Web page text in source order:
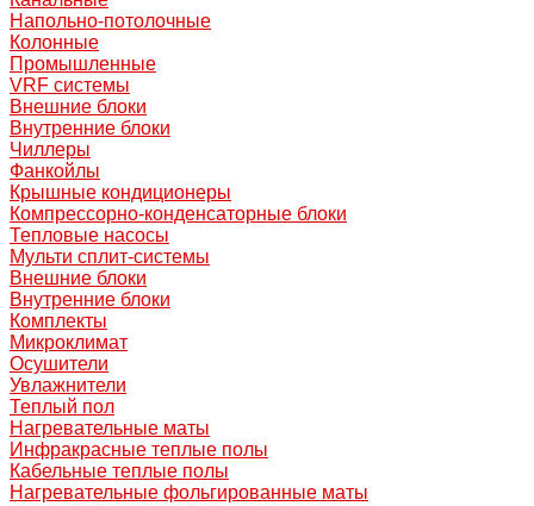
Напольно-потолочные
Колонные
Промышленные
VRF системы
Внешние блоки
Внутренние блоки
Чиллеры
Фанкойлы
Крышные кондиционеры
Компрессорно-конденсаторные блоки
Тепловые насосы
Мульти сплит-системы
Внешние блоки
Внутренние блоки
Комплекты
Микроклимат
Осушители
Увлажнители
Теплый пол
Нагревательные маты
Инфракрасные теплые полы
Кабельные теплые полы
Нагревательные фольгированные маты